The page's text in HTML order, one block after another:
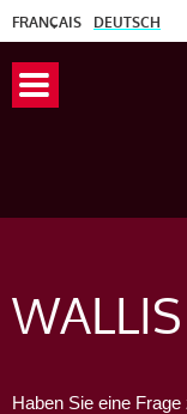
FRANÇAIS DEUTSCH
WALLIS
Haben Sie eine